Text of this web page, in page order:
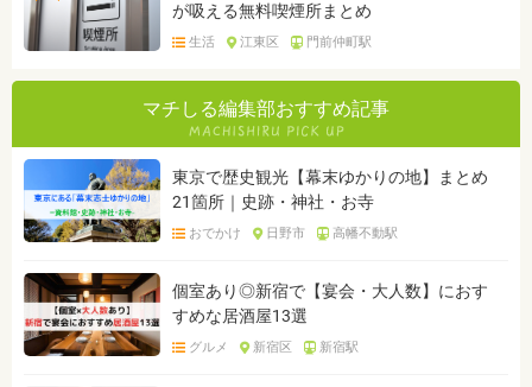
が吸える無料喫煙所まとめ
生活 江東区 門前仲町駅
マチしる編集部おすすめ記事
東京で歴史観光【幕末ゆかりの地】まとめ
21箇所｜史跡・神社・お寺
おでかけ 日野市 高幡不動駅
個室あり◎新宿で【宴会・大人数】におす
すめな居酒屋13選
グルメ 新宿区 新宿駅